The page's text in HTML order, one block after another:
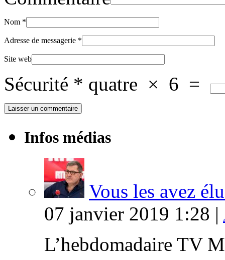
Nom *
Adresse de messagerie *
Site web
Sécurité * quatre × 6 =
Infos médias
Vous les avez
07 janvier 2019 1:28 |
L’hebdomadaire TV